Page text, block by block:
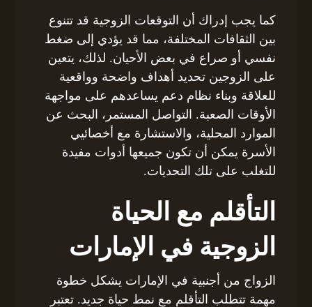
كما يجب إدراك أن التوقعات الزوجية قد تتنوع
بين الثقافات المختلفة، مما قد يؤدي إلى ضغط
نفسي أو صراع في بعض الأحيان. لذلك، يتعين
على الزوجين تحديد أهداف واضحة وواقعية
للعلاقة وبناء نظام دعم يساعدهم على مواجهة
الأوقات الصعبة. التواصل المستمر، البحث عن
الموارد المحلية، والاستشارة مع أخصائيي
الأسرة يمكن أن تكون جميعها أدوات مفيدة
للتغلب على تلك التحديات.
التأقلم مع الحياة
الزوجية في الإمارات
الزواج من أجنبية في الإمارات يشكل خطوة
مهمة تتطلب التأقلم مع نمط حياة جديد. تعتبر